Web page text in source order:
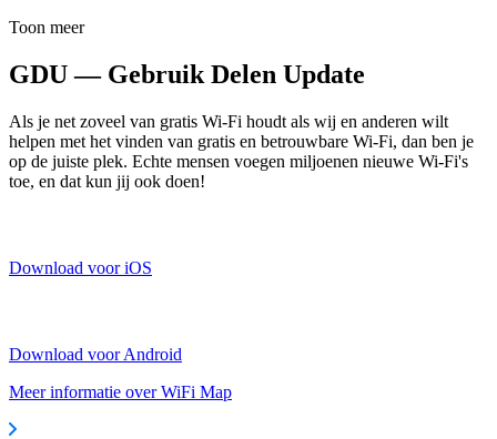
Toon meer
GDU — Gebruik Delen Update
Als je net zoveel van gratis Wi-Fi houdt als wij en anderen wilt
helpen met het vinden van gratis en betrouwbare Wi-Fi, dan ben je
op de juiste plek. Echte mensen voegen miljoenen nieuwe Wi-Fi's
toe, en dat kun jij ook doen!
Download voor iOS
Download voor Android
Meer informatie over WiFi Map